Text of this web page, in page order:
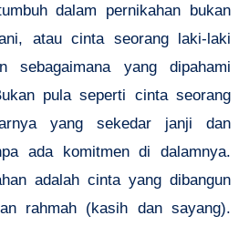
dalam pernikahan bukan
atau cinta seorang laki-laki
sebagaimana yang dipahami
pula seperti cinta seorang
yang sekedar janji dan
ada komitmen di dalamnya.
adalah cinta yang dibangun
rahmah (kasih dan sayang).